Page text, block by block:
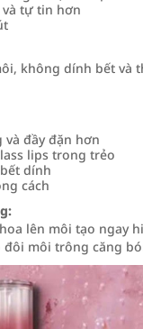
tự tin hơn
không dính bết và
đầy đặn hơn
lips trong trẻo
dính
cách
lên môi tạo
môi trông căng